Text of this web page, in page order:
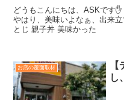
どうもこんにちは、ASKで
やはり、美味いよなぁ、出来
とじ 親子丼 美味かった
お店の覆面取材
し